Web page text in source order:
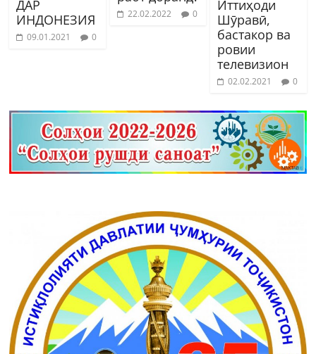
ДАР
ИНДОНЕЗИЯ
09.01.2021 0
22.02.2022 0
Иттиҳоди
Шӯравӣ,
бастакор ва
ровии
телевизион
02.02.2021 0